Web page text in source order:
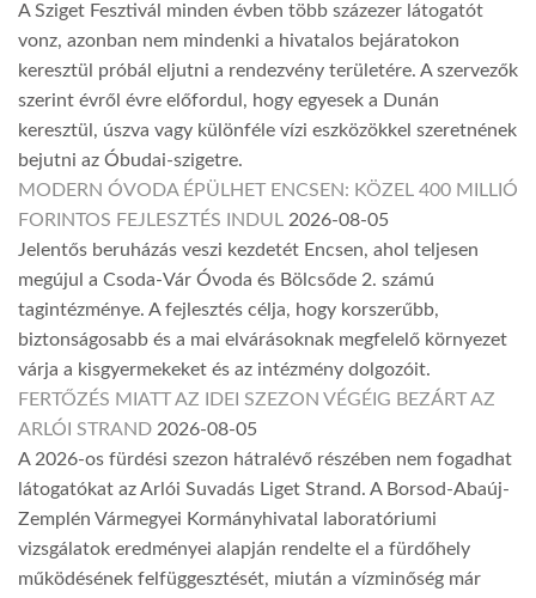
A Sziget Fesztivál minden évben több százezer látogatót
vonz, azonban nem mindenki a hivatalos bejáratokon
keresztül próbál eljutni a rendezvény területére. A szervezők
szerint évről évre előfordul, hogy egyesek a Dunán
keresztül, úszva vagy különféle vízi eszközökkel szeretnének
bejutni az Óbudai-szigetre.
MODERN ÓVODA ÉPÜLHET ENCSEN: KÖZEL 400 MILLIÓ
FORINTOS FEJLESZTÉS INDUL 2026-08-05
Jelentős beruházás veszi kezdetét Encsen, ahol teljesen
megújul a Csoda-Vár Óvoda és Bölcsőde 2. számú
tagintézménye. A fejlesztés célja, hogy korszerűbb,
biztonságosabb és a mai elvárásoknak megfelelő környezet
várja a kisgyermekeket és az intézmény dolgozóit.
FERTŐZÉS MIATT AZ IDEI SZEZON VÉGÉIG BEZÁRT AZ
ARLÓI STRAND 2026-08-05
A 2026-os fürdési szezon hátralévő részében nem fogadhat
látogatókat az Arlói Suvadás Liget Strand. A Borsod-Abaúj-
Zemplén Vármegyei Kormányhivatal laboratóriumi
vizsgálatok eredményei alapján rendelte el a fürdőhely
működésének felfüggesztését, miután a vízminőség már